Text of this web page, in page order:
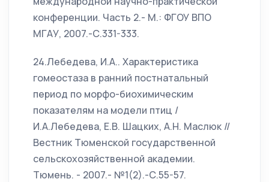
конференции. Часть 2.- М.: ФГОУ ВПО
МГАУ, 2007.-С.331-333.
24.Лебедева, И.А.. Характеристика
гомеостаза в ранний постнатальный
период по морфо-биохимическим
показателям на модели птиц /
И.А.Лебедева, Е.В. Шацких, А.Н. Маслюк //
Вестник Тюменской государственной
сельскохозяйственной академии.
Тюмень. - 2007.- №1(2).-С.55-57.